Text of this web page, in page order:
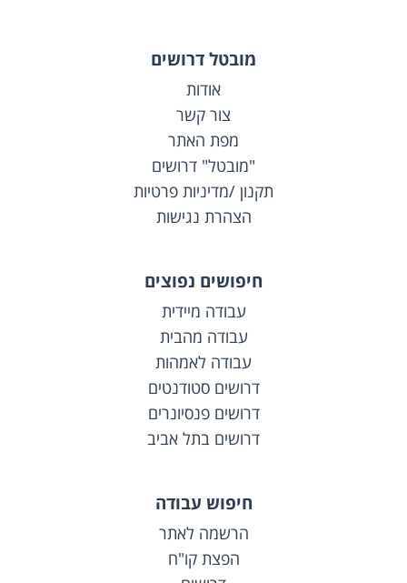
מובטל דרושים
אודות
צור קשר
מפת האתר
"מובטל" דרושים
תקנון /מדיניות פרטיות
הצהרת נגישות
חיפושים נפוצים
עבודה מיידית
עבודה מהבית
עבודה לאמהות
דרושים סטודנטים
דרושים פנסיונרים
דרושים בתל אביב
חיפוש עבודה
הרשמה לאתר
הפצת קו"ח